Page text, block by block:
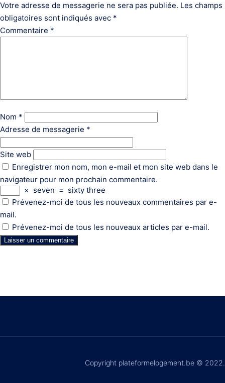
Votre adresse de messagerie ne sera pas publiée. Les champs
obligatoires sont indiqués avec *
Commentaire *
Nom *
Adresse de messagerie *
Site web
Enregistrer mon nom, mon e-mail et mon site web dans le
navigateur pour mon prochain commentaire.
× seven = sixty three
Prévenez-moi de tous les nouveaux commentaires par e-
mail.
Prévenez-moi de tous les nouveaux articles par e-mail.
Copyright plateformelogement.be © 2022.